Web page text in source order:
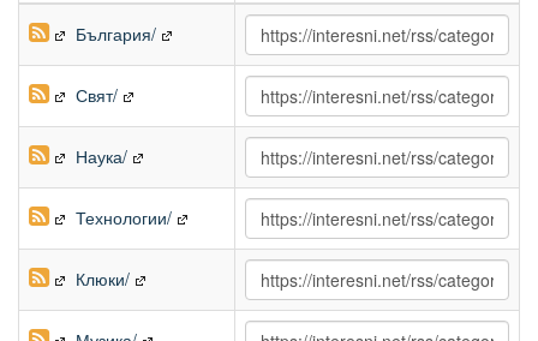
България/
Свят/
Наука/
Технологии/
Клюки/